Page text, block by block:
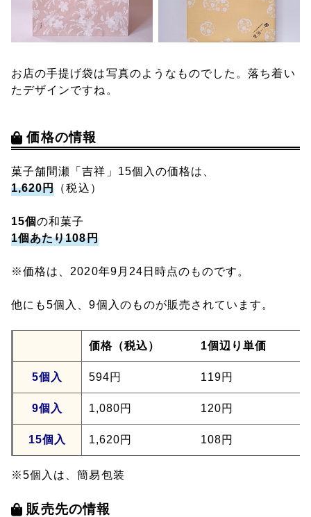
お店の手提げ袋は写真のようなものでした。落ち着い
たデザインですね。
価格の情報
菓子舗間瀬「吉祥」15個入の価格は、
1,620円 （税込）
15個の和菓子
1個あたり108円
※価格は、2020年9月24日時点のものです。
他にも5個入、9個入のものが販売されています。
価格（税込） 1個辺り単価
5個入 594円 119円
9個入 1,080円 120円
15個入 1,620円 108円
※5個入は、簡易包装
販売先の情報